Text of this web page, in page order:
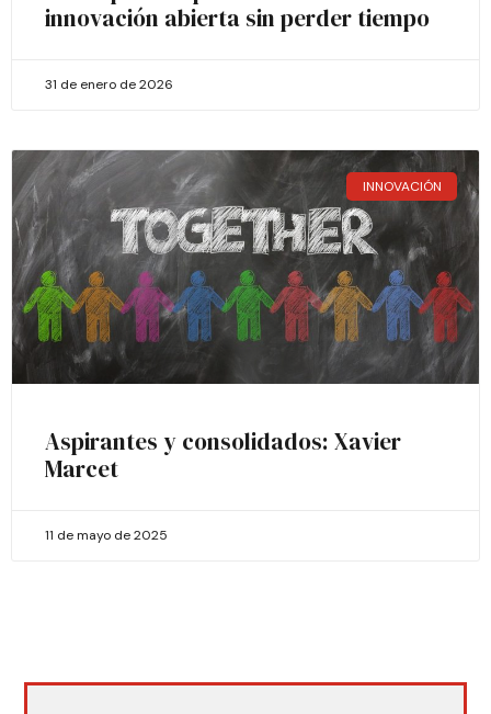
innovación abierta sin perder tiempo
31 de enero de 2026
INNOVACIÓN
Aspirantes y consolidados: Xavier
Marcet
11 de mayo de 2025